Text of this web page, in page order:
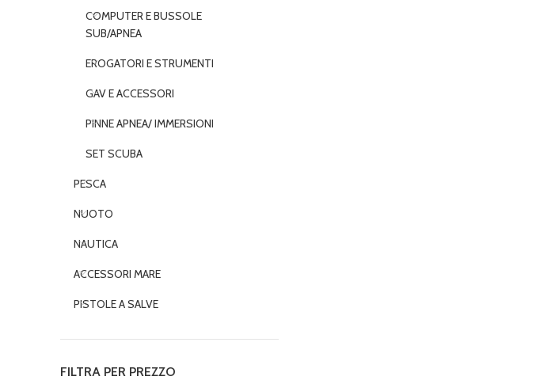
COMPUTER E BUSSOLE
SUB/APNEA
EROGATORI E STRUMENTI
GAV E ACCESSORI
PINNE APNEA/ IMMERSIONI
SET SCUBA
PESCA
NUOTO
NAUTICA
ACCESSORI MARE
PISTOLE A SALVE
FILTRA PER PREZZO